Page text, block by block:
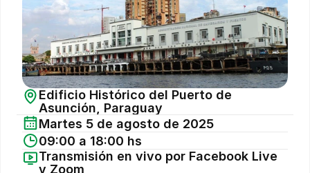
Edificio Histórico del Puerto de
Asunción, Paraguay
Martes 5 de agosto de 2025
09:00 a 18:00 hs
Transmisión en vivo por Facebook Live
y Zoom